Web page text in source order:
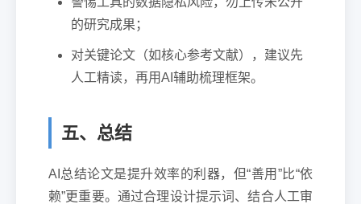
的研究成果；
对关键论文（如核心参考文献），建议先
人工精读，再用AI辅助梳理框架。
五、总结
AI总结论文是提升效率的利器，但“善用”比“依
赖”更重要。通过合理设计提示词、结合人工审